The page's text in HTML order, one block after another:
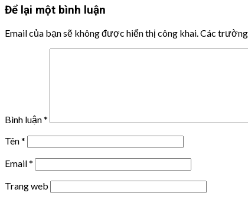
Để lại một bình luận
Email của bạn sẽ không được hiển thị công khai.Các
Bình luận*
Tên*
Email*
Trang web